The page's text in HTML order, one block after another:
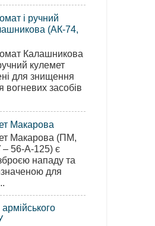
і ручний
(АК-74,
Калашникова
кулемет
для знищення
вогневих засобів
Макарова
Макарова (ПМ,
– 56-А-125) є
нападу та
для